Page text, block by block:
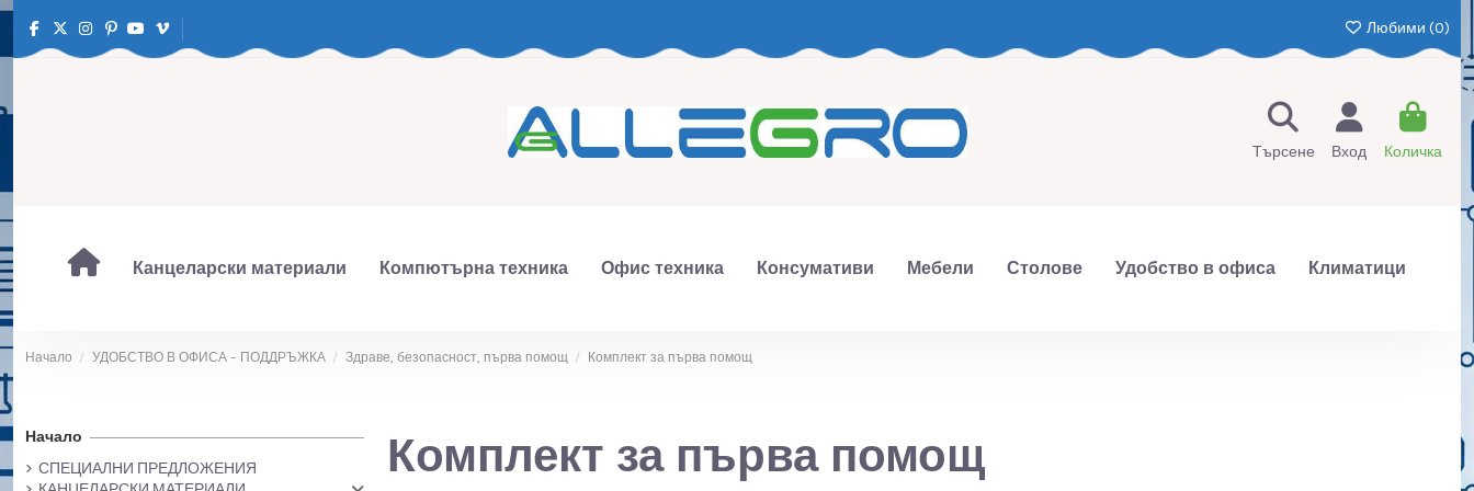
Любими (0)
Търсене Вход Количка
Канцеларски материали Компютърна техника Офис техника Консумативи Мебели Столове Удобство в офиса Климатици
Начало УДОБСТВО В ОФИСА – ПОДДРЪЖКА Здраве, безопасност, първа помощ Комплект за първа помощ
Комплект за първа помощ
Начало
СПЕЦИАЛНИ ПРЕДЛОЖЕНИЯ